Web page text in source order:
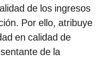
de los ingresos
Por ello, atribuye
en calidad de
de la